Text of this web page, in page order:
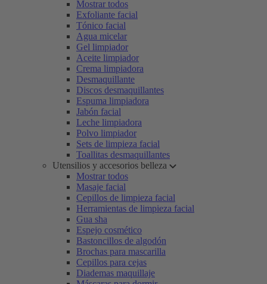
Mostrar todos
Exfoliante facial
Tónico facial
Agua micelar
Gel limpiador
Aceite limpiador
Crema limpiadora
Desmaquillante
Discos desmaquillantes
Espuma limpiadora
Jabón facial
Leche limpiadora
Polvo limpiador
Sets de limpieza facial
Toallitas desmaquillantes
Utensilios y accesorios belleza
Mostrar todos
Masaje facial
Cepillos de limpieza facial
Herramientas de limpieza facial
Gua sha
Espejo cosmético
Bastoncillos de algodón
Brochas para mascarilla
Cepillos para cejas
Diademas maquillaje